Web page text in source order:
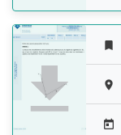



